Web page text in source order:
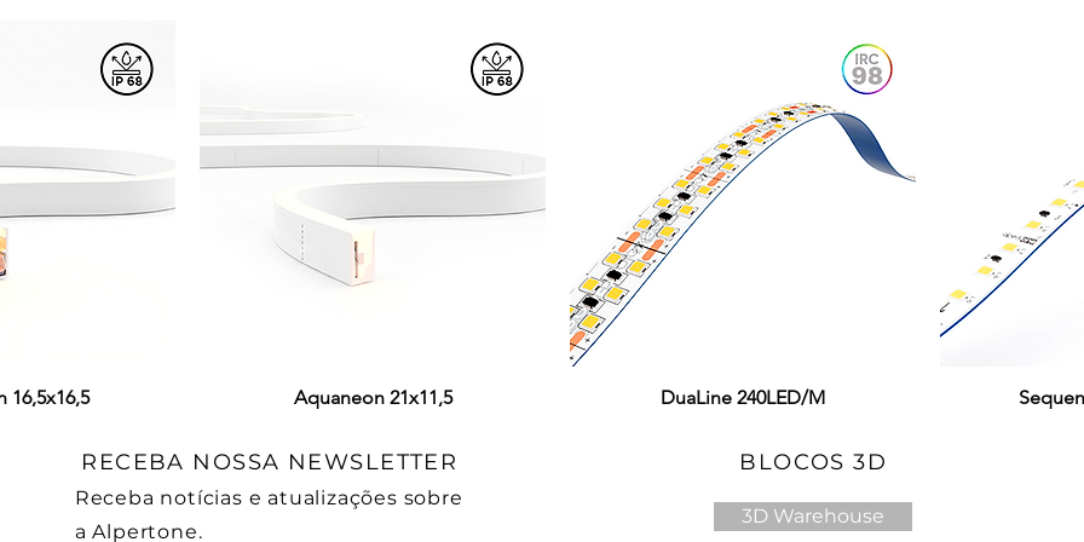
rápida
16,5x16,5 Visualização rápida
Aquaneon 21x11,5 Visualização rápida
DuaLine 240LED/M
RECEBA NOSSA NEWSLETTER
Receba notícias e atualizações sobre
a Alpertone.
BLOCOS 3D
3D Warehouse